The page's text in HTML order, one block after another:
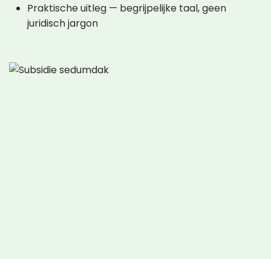
Praktische uitleg — begrijpelijke taal, geen
juridisch jargon